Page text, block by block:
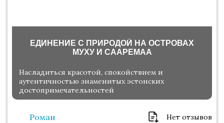
ЕДИНЕНИЕ С ПРИРОДОЙ НА ОСТРОВАХ
МУХУ И СААРЕМАА
Насладиться красотой, спокойствием и
аутентичностью знаменитых эстонских
достопримечательностей
Роман Нет отзывов